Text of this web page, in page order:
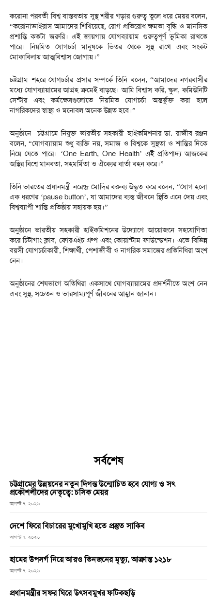
করোনা পরবর্তী বিশ্ব বাস্তবতায় সুস্থ শরীর গড়ার গুরুত্ব তুলে ধরে মেয়র বলেন,
“করোনাভাইরাস আমাদের শিখিয়েছে, রোগ প্রতিরোধ ক্ষমতা বৃদ্ধি ও মানসিক
প্রশান্তি কতটা জরুরি। এই জায়গায় যোগব্যায়াম গুরুত্বপূর্ণ ভূমিকা রাখতে
পারে। নিয়মিত যোগচর্চা মানুষকে ভিতর থেকে সুস্থ রাখে এবং সংকট
মোকাবিলায় আত্মবিশ্বাস জোগায়।”
চট্টগ্রাম শহরে যোগচর্চার প্রসার সম্পর্কে তিনি বলেন, “আমাদের নগরবাসীর
মধ্যে যোগব্যায়ামের আগ্রহ ক্রমেই বাড়ছে। আমি বিশ্বাস করি, স্কুল, কমিউনিটি
সেন্টার এবং কর্মক্ষেত্রগুলোতে নিয়মিত যোগচর্চা অন্তর্ভুক্ত করা হলে
নাগরিকদের স্বাস্থ্য ও মনোবল অনেক উন্নত হবে।”
অনুষ্ঠানে চট্টগ্রামে নিযুক্ত ভারতীয় সহকারী হাইকমিশনার ডা. রাজীব রঞ্জন
বলেন, “যোগব্যায়াম শুধু ব্যক্তি নয়, সমাজ ও বিশ্বকে সুস্থতা ও শান্তির দিকে
নিয়ে যেতে পারে। ‘One Earth, One Health’ এই প্রতিপাদ্য আজকের
অস্থির বিশ্বে মানবতা, সহমর্মিতা ও ঐক্যের বার্তা বহন করে।”
তিনি ভারতের প্রধানমন্ত্রী নরেন্দ্র মোদির বক্তব্য উদ্ধৃত করে বলেন, “যোগ হলো
এক ধরণের ‘pause button’, যা আমাদের ব্যস্ত জীবনে স্থিতি এনে দেয় এবং
বিশ্বব্যাপী শান্তি প্রতিষ্ঠায় সহায়ক হয়।”
অনুষ্ঠানে ভারতীয় সহকারী হাইকমিশনের উদ্যোগে আয়োজনে সহযোগিতা
করে চিটাগাং ক্লাব, ফোরএইচ গ্রুপ এবং কোয়ান্টাম ফাউন্ডেশন। এতে বিভিন্ন
বয়সী যোগচর্চাকারী, শিক্ষার্থী, পেশাজীবী ও নাগরিক সমাজের প্রতিনিধিরা অংশ
নেন।
অনুষ্ঠানের শেষভাগে অতিথিরা একসাথে যোগব্যায়ামের প্রদর্শনীতে অংশ নেন
এবং সুস্থ, সচেতন ও ভারসাম্যপূর্ণ জীবনের আহ্বান জানান।
সর্বশেষ
চট্টগ্রামের উন্নয়নের নতুন দিগন্ত উন্মোচিত হবে যোগ্য ও সৎ
প্রকৌশলীদের নেতৃত্বে: চসিক মেয়র
আগস্ট ৭, ২০২৬
দেশে ফিরে বিচারের মুখোমুখি হতে প্রস্তুত সাকিব
আগস্ট ৭, ২০২৬
হামের উপসর্গ নিয়ে আরও তিনজনের মৃত্যু, আক্রান্ত ১২১৮
আগস্ট ৭, ২০২৬
প্রধানমন্ত্রীর সফর ঘিরে উৎসবমুখর ফটিকছড়ি